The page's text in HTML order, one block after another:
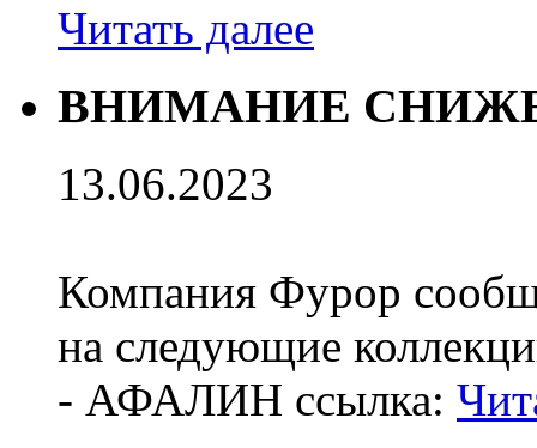
Читать далее
ВНИМАНИЕ
13.06.2023
Компания Фурор
на следующие
- АФАЛИН ссылка: